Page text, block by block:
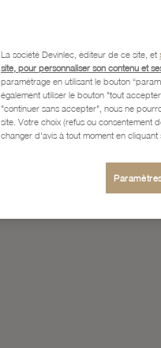
La société Devinlec, éditeur de ce site, et
site, pour personnaliser son contenu et
paramétrage en utilisant le bouton
également utiliser le bouton "tout
"continuer sans accepter", nous ne
site. Votre choix (refus ou consentement
changer d'avis à tout moment en